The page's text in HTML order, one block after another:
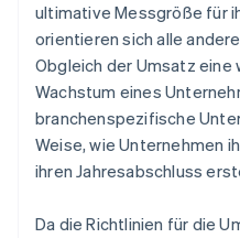
ultimative Messgröße für
orientieren sich alle
Obgleich der Umsatz eine
Wachstum eines
branchenspezifische
Weise, wie Unternehmen
ihren Jahresabschluss
Da die Richtlinien für die